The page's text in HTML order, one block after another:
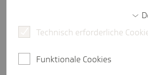
Hessen machen bei der
besteht weiterhin Potenzial für
Technisch erforderliche
Funktionale Cookies